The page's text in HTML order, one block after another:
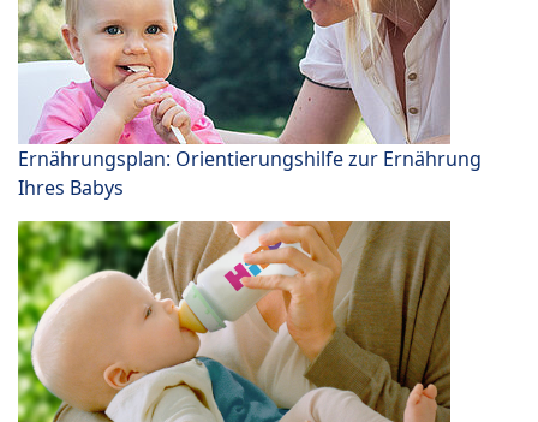
Ernährungsplan: Orientierungshilfe zur Ernährung
Ihres Babys